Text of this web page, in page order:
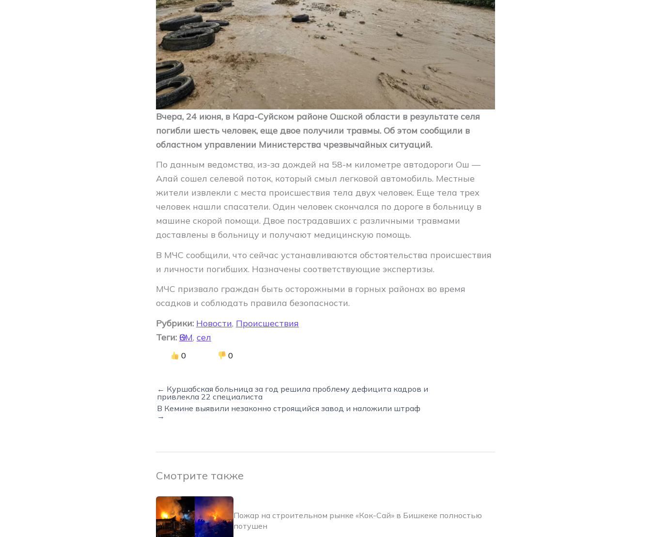
Вчера, 24 июня, в Кара-Суйском районе Ошской области в результате селя
погибли шесть человек, еще двое получили травмы. Об этом сообщили в
областном управлении Министерства чрезвычайных ситуаций.
По данным ведомства, из-за дождей на 58-м километре автодороги Ош —
Алай сошел селевой поток, который смыл легковой автомобиль. Местные
жители извлекли с места происшествия тела двух человек. Еще тела трех
человек нашли спасатели. Один человек скончался по дороге в больницу в
машине скорой помощи. Двое пострадавших с различными травмами
доставлены в больницу и получают медицинскую помощь.
В МЧС сообщили, что сейчас устанавливаются обстоятельства происшествия
и личности погибших. Назначены соответствующие экспертизы.
МЧС призвало граждан быть осторожными в горных районах во время
осадков и соблюдать правила безопасности.
Рубрики: Новости, Происшествия
Теги: ӨКМ, сел
0 0
← Куршабская больница за год решила проблему дефицита кадров и
привлекла 22 специалиста
В Кемине выявили незаконно строящийся завод и наложили штраф
→
Смотрите также
Пожар на строительном рынке «Кок-Сай» в Бишкеке полностью
потушен